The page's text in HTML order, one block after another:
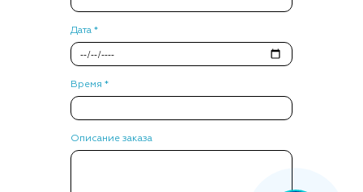
Дата *
Время *
Описание заказа